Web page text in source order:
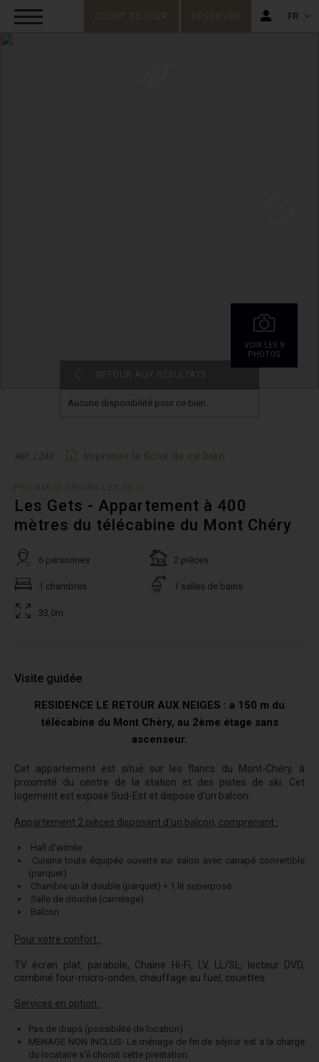
FR
VOIR LES 8
PHOTOS
Aucune disponibilité pour ce bien.
Réf. L249
Les Gets - Appartement à 400
mètres du télécabine du Mont Chéry
6 personnes 2 pièces
1 chambres 1 salles de bains
33,0m
Visite guidée
RESIDENCE LE RETOUR AUX NEIGES : a 150 m du
télécabine du Mont Chéry, au 2ème étage sans
ascenseur.
Cet appartement est situé sur les flancs du Mont-Chéry, à
proximité du centre de la station et des pistes de ski. Cet
logement est exposé Sud-Est et dispose d'un balcon.
Appartement 2 pièces disposant d'un balcon, comprenant :
Hall d'entrée
Cuisine toute équipée ouverte sur salon avec canapé convertible
(parquet)
Chambre un lit double (parquet) + 1 lit superposé
Salle de douche (carrelage)
Balcon
Pour votre confort :
TV écran plat, parabole, Chaine Hi-Fi, LV, LL/SL, lecteur DVD,
combiné four-micro-ondes, chauffage au fuel, couettes
Services en option :
Pas de draps (possibilité de location).
MENAGE NON INCLUS- Le ménage de fin de séjour est à la charge
du locataire s'il choisit cette prestation.